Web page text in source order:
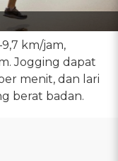
km/jam,
Jogging dapat
menit, dan lari
berat badan.